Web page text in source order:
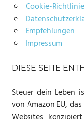
Cookie-Richtlinie
Empfehlungen
Impressum
DIESE SEITE
Steuer dein Leben
von Amazon EU,